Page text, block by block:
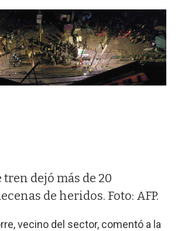
dejó más de 20
de heridos. Foto: AFP.
vecino del sector, comentó a la